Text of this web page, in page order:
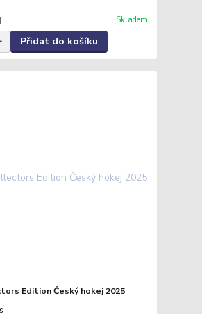
Skladem
Přidat do košíku
Edition Český hokej 2025